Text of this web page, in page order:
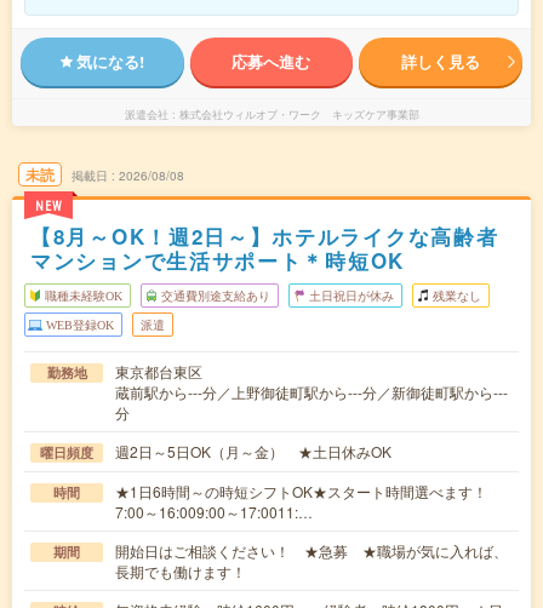
気になる! 応募へ進む 詳しく見る
派遣会社 株式会社ウィルオブ・ワーク キッズケア事業部
未読
NEW
掲載日 2026/08/08
【8月～OK！週2日～】ホテルライクな高齢者
マンションで生活サポート＊時短OK
職種未経験OK 交通費別途支給あり 土日祝日が休み 残業なし
WEB登録OK 派遣
勤務地
東京都台東区
蔵前駅から---分／上野御徒町駅から---分／新御徒町駅から---
分
曜日頻度 週2日～5日OK（月～金） ★土日休みOK
時間
★1日6時間～の時短シフトOK★スタート時間選べます！
7:00～16:009:00～17:0011:…
期間
開始日はご相談ください！ ★急募 ★職場が気に入れば、
長期でも働けます！